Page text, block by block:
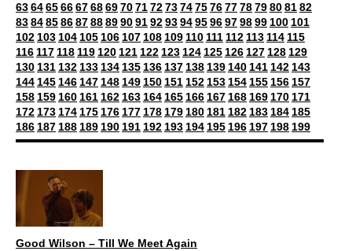
6364656667686970717273747576777879808182
8384858687888990919293949596979899 100 101
102 103 104 105 106 107 108 109 110 111 112 113 114 115
116 117 118 119 120 121 122 123 124 125 126 127 128 129
130 131 132 133 134 135 136 137 138 139 140 141 142 143
144 145 146 147 148 149 150 151 152 153 154 155 156 157
158 159 160 161 162 163 164 165 166 167 168 169 170 171
172 173 174 175 176 177 178 179 180 181 182 183 184 185
186 187 188 189 190 191 192 193 194 195 196 197 198 199
Good Wilson – Till We Meet Again